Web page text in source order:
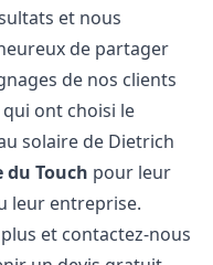
et nous
de partager
de nos clients
ont choisi le
solaire de Dietrich
du Touch pour leur
leur entreprise.
et contactez-nous